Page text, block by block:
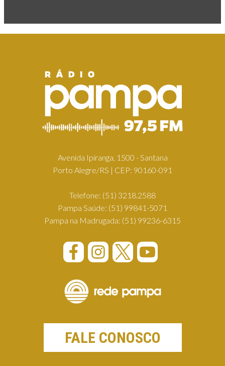
Avenida Ipiranga, 1500 - Santana
Porto Alegre/RS | CEP: 90160-091
Telefone: (51) 3218.2588
Pampa Saúde: (51) 99841-5071
Pampa na Madrugada: (51) 99236-6315
FALE CONOSCO